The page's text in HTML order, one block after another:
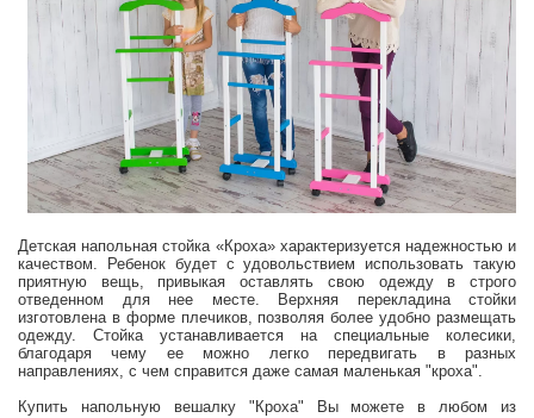
Детская напольная стойка «Кроха» характеризуется надежностью и
качеством. Ребенок будет с удовольствием использовать такую
приятную вещь, привыкая оставлять свою одежду в строго
отведенном для нее месте. Верхняя перекладина стойки
изготовлена в форме плечиков, позволяя более удобно размещать
одежду. Стойка устанавливается на специальные колесики,
благодаря чему ее можно легко передвигать в разных
направлениях, с чем справится даже самая маленькая "кроха".
Купить напольную вешалку "Кроха" Вы можете в любом из